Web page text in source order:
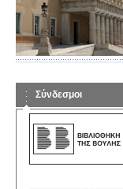
Σύνδεσμοι